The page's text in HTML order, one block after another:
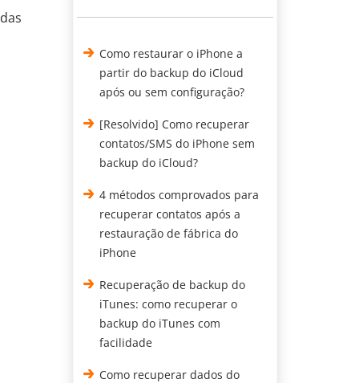
Como restaurar o iPhone a
partir do backup do iCloud
após ou sem configuração?
[Resolvido] Como recuperar
contatos/SMS do iPhone sem
backup do iCloud?
4 métodos comprovados para
recuperar contatos após a
restauração de fábrica do
iPhone
Recuperação de backup do
iTunes: como recuperar o
backup do iTunes com
facilidade
Como recuperar dados do